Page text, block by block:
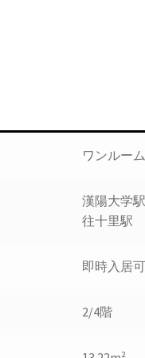
ワンルーム
漢陽大学駅
往十里駅
即時入居
2/4階